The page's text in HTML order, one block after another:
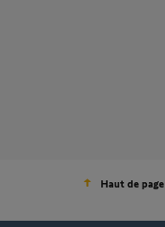
Haut de page